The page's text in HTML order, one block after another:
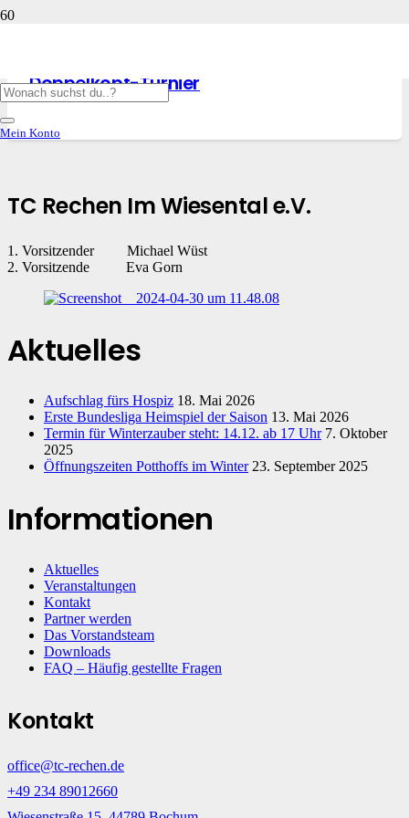
Mein Konto
Doppelkopf-Turnier
TC Rechen Im Wiesental e.V.
1. Vorsitzender Michael Wüst
2. Vorsitzende Eva Gorn
Aktuelles
Aufschlag fürs Hospiz 18. Mai 2026
Erste Bundesliga Heimspiel der Saison 13. Mai 2026
Termin für Winterzauber steht: 14.12. ab 17 Uhr 7. Oktober
2025
Öffnungszeiten Potthoffs im Winter 23. September 2025
Informationen
Aktuelles
Veranstaltungen
Kontakt
Partner werden
Das Vorstandsteam
Downloads
FAQ – Häufig gestellte Fragen
Kontakt
office@tc-rechen.de
+49 234 89012660